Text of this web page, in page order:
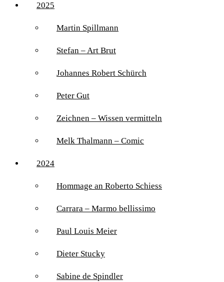
2025
Martin Spillmann
Stefan – Art Brut
Johannes Robert Schürch
Peter Gut
Zeichnen – Wissen vermitteln
Melk Thalmann – Comic
2024
Hommage an Roberto Schiess
Carrara – Marmo bellissimo
Paul Louis Meier
Dieter Stucky
Sabine de Spindler